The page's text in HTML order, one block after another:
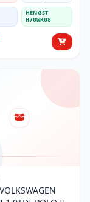
HENGST
H70WK08